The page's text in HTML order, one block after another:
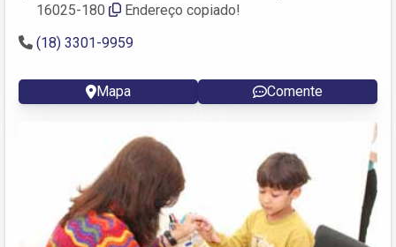
16025-180
Endereço copiado!
(18) 3301-9959
Mapa Comente